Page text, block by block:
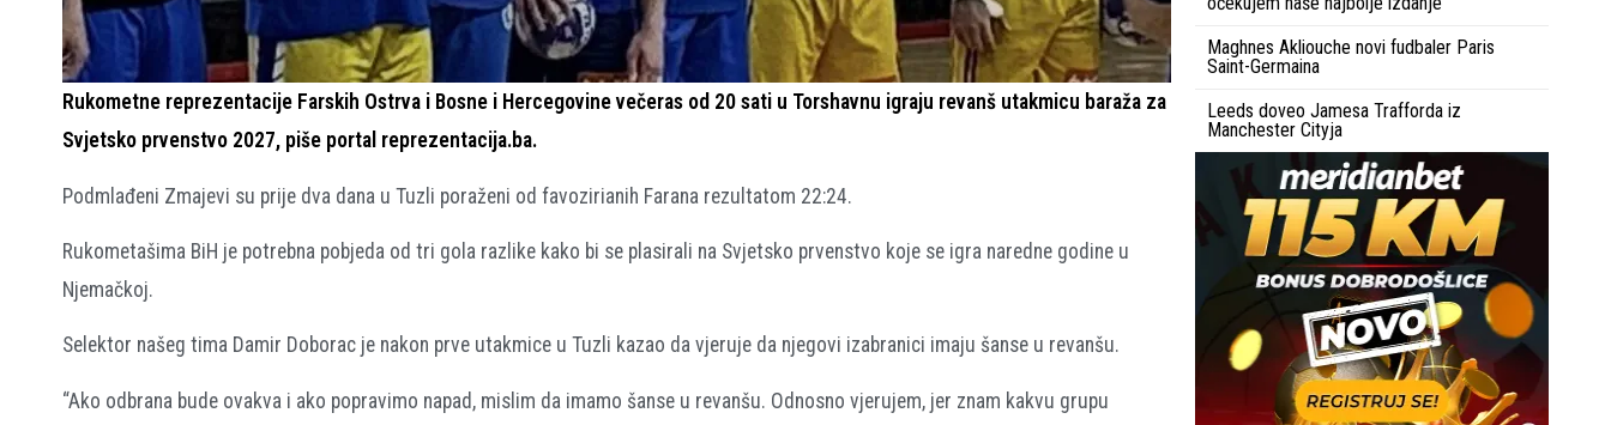
Rukometne reprezentacije Farskih Ostrva i Bosne i Hercegovine večeras od 20 sati u Torshavnu igraju revanš utakmicu baraža za
Svjetsko prvenstvo 2027, piše portal reprezentacija.ba.
Podmlađeni Zmajevi su prije dva dana u Tuzli poraženi od favozirianih Farana rezultatom 22:24.
Rukometašima BiH je potrebna pobjeda od tri gola razlike kako bi se plasirali na Svjetsko prvenstvo koje se igra naredne godine u
Njemačkoj.
Selektor našeg tima Damir Doborac je nakon prve utakmice u Tuzli kazao da vjeruje da njegovi izabranici imaju šanse u revanšu.
“Ako odbrana bude ovakva i ako popravimo napad, mislim da imamo šanse u revanšu. Odnosno vjerujem, jer znam kakvu grupu
Maghnes Akliouche novi fudbaler Paris
Saint-Germaina
Leeds doveo Jamesa Trafforda iz
Manchester Cityja